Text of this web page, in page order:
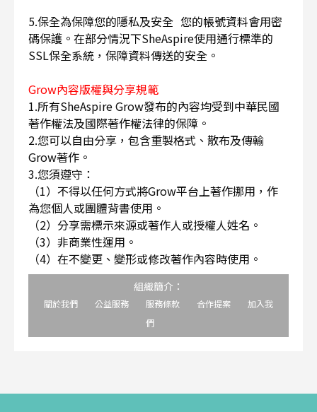
5.保全為保障您的隱私及安全 您的帳號資料會用密
碼保護。在部分情況下SheAspire使用通行標準的
SSL保全系統，保障資料傳送的安全。
Grow內容版權與分享規範
1.所有SheAspire Grow發布的內容均受到中華民國
著作權法及國際著作權法律的保障。
2.您可以自由分享，包含重製格式、散布及傳輸
Grow著作。
3.您須遵守：
（1）不得以任何方式將Grow平台上著作挪用，作
為您個人或團體背書使用。
（2）分享需標示來源或著作人或授權人姓名。
（3）非商業性運用。
（4）在不變更、變形或修改著作內容時使用。
組織簡介：
關於我們 公益服務 服務條款 合作提案
加入我
們